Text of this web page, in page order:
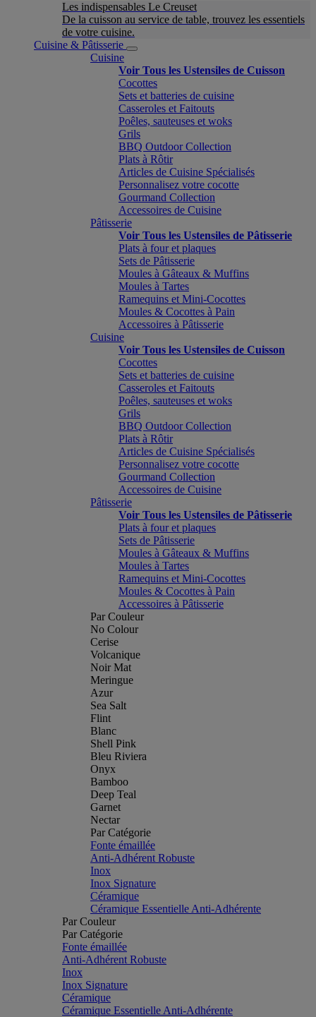
Les indispensables Le Creuset
De la cuisson au service de table, trouvez les essentiels
de votre cuisine.
Cuisine & Pâtisserie
Cuisine
Voir Tous les Ustensiles de Cuisson
Cocottes
Sets et batteries de cuisine
Casseroles et Faitouts
Poêles, sauteuses et woks
Grils
BBQ Outdoor Collection
Plats à Rôtir
Articles de Cuisine Spécialisés
Personnalisez votre cocotte
Gourmand Collection
Accessoires de Cuisine
Pâtisserie
Voir Tous les Ustensiles de Pâtisserie
Plats à four et plaques
Sets de Pâtisserie
Moules à Gâteaux & Muffins
Moules à Tartes
Ramequins et Mini-Cocottes
Moules & Cocottes à Pain
Accessoires à Pâtisserie
Cuisine
Voir Tous les Ustensiles de Cuisson
Cocottes
Sets et batteries de cuisine
Casseroles et Faitouts
Poêles, sauteuses et woks
Grils
BBQ Outdoor Collection
Plats à Rôtir
Articles de Cuisine Spécialisés
Personnalisez votre cocotte
Gourmand Collection
Accessoires de Cuisine
Pâtisserie
Voir Tous les Ustensiles de Pâtisserie
Plats à four et plaques
Sets de Pâtisserie
Moules à Gâteaux & Muffins
Moules à Tartes
Ramequins et Mini-Cocottes
Moules & Cocottes à Pain
Accessoires à Pâtisserie
Par Couleur
No Colour
Cerise
Volcanique
Noir Mat
Meringue
Azur
Sea Salt
Flint
Blanc
Shell Pink
Bleu Riviera
Onyx
Bamboo
Deep Teal
Garnet
Nectar
Par Catégorie
Fonte émaillée
Anti-Adhérent Robuste
Inox
Inox Signature
Céramique
Céramique Essentielle Anti-Adhérente
Par Couleur
Par Catégorie
Fonte émaillée
Anti-Adhérent Robuste
Inox
Inox Signature
Céramique
Céramique Essentielle Anti-Adhérente